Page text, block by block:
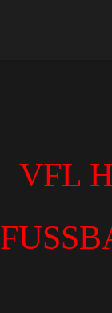
VFL